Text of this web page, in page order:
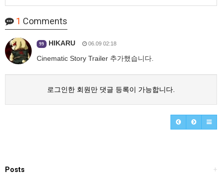
1 Comments
99 HIKARU 06.09 02:18
Cinematic Story Trailer 추가했습니다.
로그인한 회원만 댓글 등록이 가능합니다.
+
Posts